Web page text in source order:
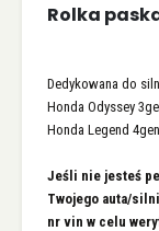
Rolka
Dedykowana do
Honda Odyssey
Honda Legend
Jeśli nie jesteś
Twojego auta/
nr vin w celu